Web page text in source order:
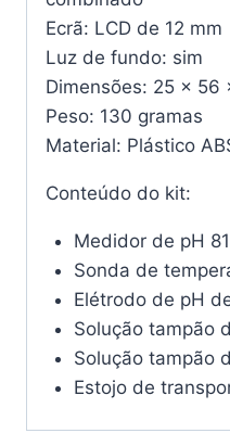
Ecrã: LCD de 12 mm
Luz de fundo: sim
Dimensões: 25 x 56
Peso: 130 gramas
Material: Plástico
Conteúdo do kit:
Medidor de pH
Sonda de
Elétrodo de pH
Solução tampão
Solução tampão
Estojo de